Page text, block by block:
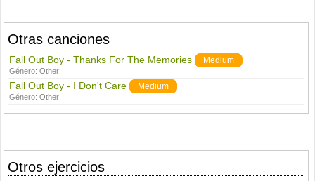
Otras canciones
Fall Out Boy - Thanks For The Memories Medium
Género:Other
Fall Out Boy - I Don't Care Medium
Género:Other
Otros ejercicios